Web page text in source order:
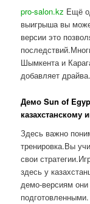
pro-salon.kz Ещё
выигрыша вы
версии это
Шымкента и
добавляет драйва.
Демо Sun of
казахстанскому
Здесь важно
тренировка.Вы
свои
здесь у
демо-версиям
подготовленными.